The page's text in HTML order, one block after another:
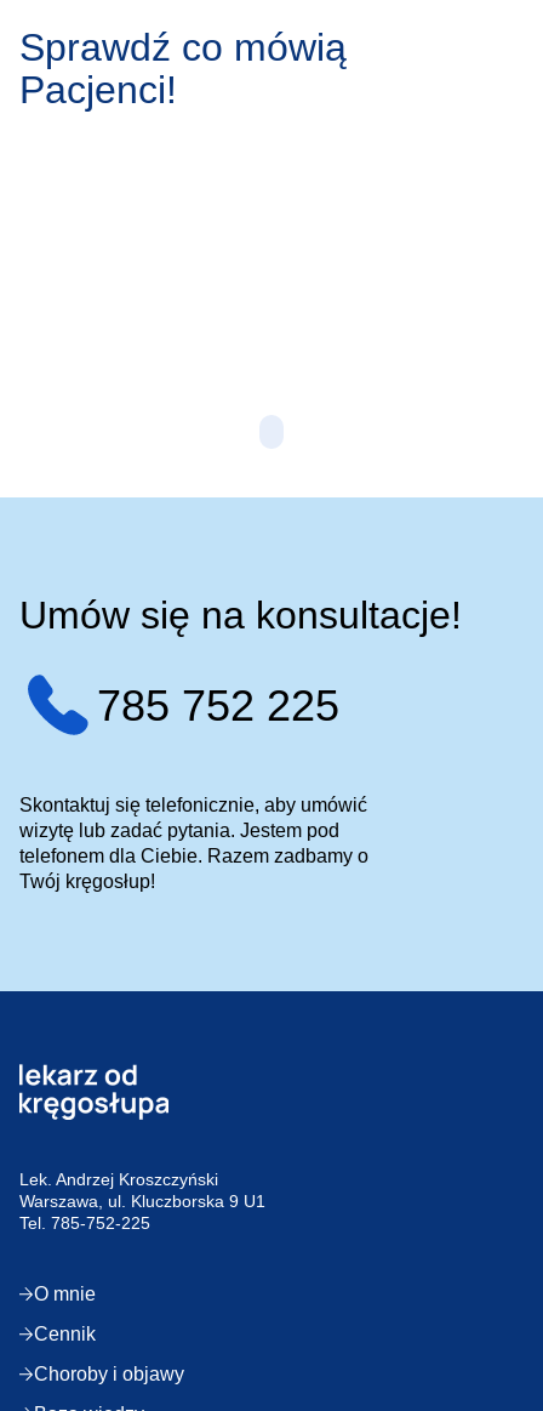
Sprawdź co mówią
Pacjenci!
Umów się na konsultacje!
785 752 225
Skontaktuj się telefonicznie, aby umówić
wizytę lub zadać pytania. Jestem pod
telefonem dla Ciebie. Razem zadbamy o
Twój kręgosłup!
Lek. Andrzej Kroszczyński
Warszawa, ul. Kluczborska 9 U1
Tel. 785-752-225
O mnie
Cennik
Choroby i objawy